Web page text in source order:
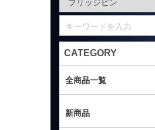
CATEGORY
全商品一覧
新商品